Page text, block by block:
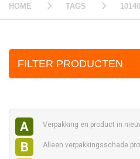
HOME TAGS
FILTER PRODUCTEN
A Verpakking en product in
B Alleen verpakkingsschade